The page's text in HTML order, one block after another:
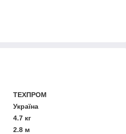
ТЕХПРОМ
Україна
4.7 кг
2.8 м